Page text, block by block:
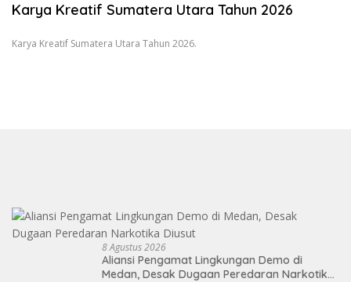
Karya Kreatif Sumatera Utara Tahun 2026
Karya Kreatif Sumatera Utara Tahun 2026.
8 Agustus 2026
Aliansi Pengamat Lingkungan Demo di
Medan, Desak Dugaan Peredaran Narkotika